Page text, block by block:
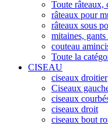
Toute râteaux,
râteaux pour
râteaux sous
mitaines,
couteau
Toute la
CISEAU
ciseaux droitier
Ciseaux
ciseaux
ciseaux droit
ciseaux bout